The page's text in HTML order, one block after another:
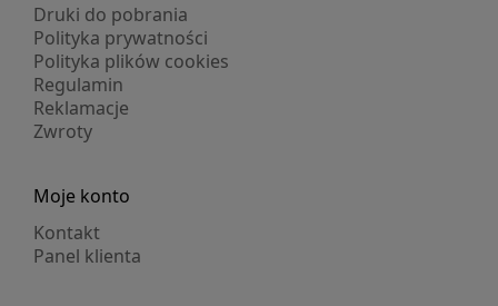
Druki do pobrania
Polityka prywatności
Polityka plików cookies
Regulamin
Reklamacje
Zwroty
Moje konto
Kontakt
Panel klienta